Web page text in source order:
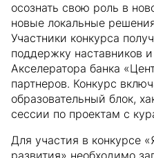
осознать свою роль в
новые локальные
Участники конкурса
поддержку наставников
Акселератора банка
партнеров. Конкурс
образовательный блок,
сессии по проектам с
Для участия в конкурсе
развития» необходимо